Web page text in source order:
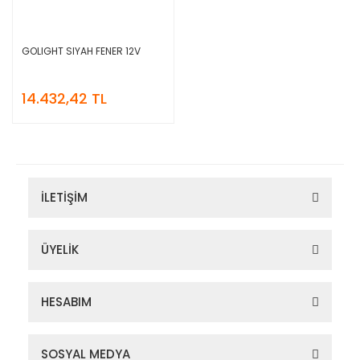
GOLIGHT SIYAH FENER 12V
14.432,42 TL
İLETİŞİM
ÜYELİK
HESABIM
SOSYAL MEDYA